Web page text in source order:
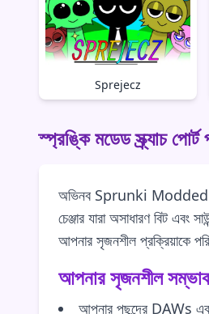
Sprejecz
স্প্রঙ্কি মডেড স্ক্র্যাচ পোর্ট
অভিনব Sprunki Modded
চেঞ্জার যারা অসাধারণ বিট
আপনার সৃজনশীল প্রক্রিয়াকে
আপনার সৃজনশীল
আপনার পছন্দের DAWs এবং